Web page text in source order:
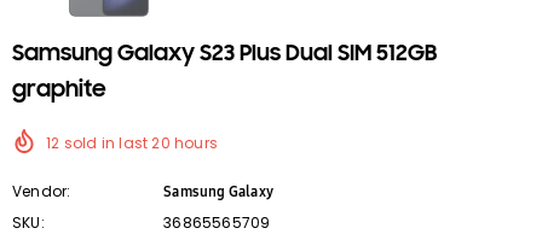
Samsung Galaxy S23 Plus Dual SIM 512GB
graphite
12 sold in last 20 hours
Vendor:
Samsung Galaxy
SKU:
36865565709